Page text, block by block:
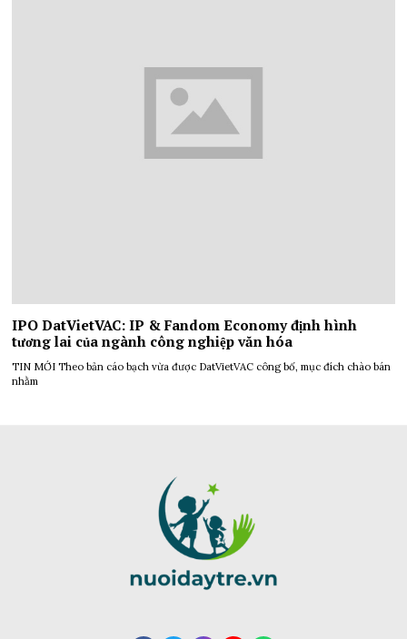
IPO DatVietVAC: IP & Fandom Economy định hình
tương lai của ngành công nghiệp văn hóa
TIN MỚI Theo bản cáo bạch vừa được DatVietVAC công bố, mục đích chào bán
nhằm